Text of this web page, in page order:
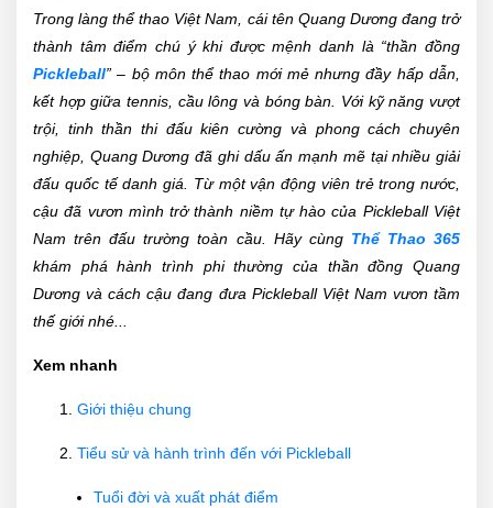
Trong làng thể thao Việt Nam, cái tên Quang Dương đang trở
thành tâm điểm chú ý khi được mệnh danh là “thần đồng
Pickleball” – bộ môn thể thao mới mẻ nhưng đầy hấp dẫn,
kết hợp giữa tennis, cầu lông và bóng bàn. Với kỹ năng vượt
trội, tinh thần thi đấu kiên cường và phong cách chuyên
nghiệp, Quang Dương đã ghi dấu ấn mạnh mẽ tại nhiều giải
đấu quốc tế danh giá. Từ một vận động viên trẻ trong nước,
cậu đã vươn mình trở thành niềm tự hào của Pickleball Việt
Nam trên đấu trường toàn cầu. Hãy cùng Thể Thao 365
khám phá hành trình phi thường của thần đồng Quang
Dương và cách cậu đang đưa Pickleball Việt Nam vươn tầm
thế giới nhé...
Xem nhanh
Giới thiệu chung
Tiểu sử và hành trình đến với Pickleball
Tuổi đời và xuất phát điểm